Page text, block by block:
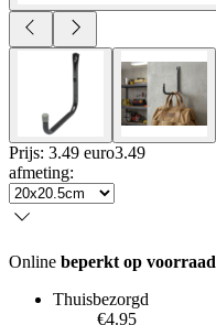
Prijs: 3.49 euro3.49
afmeting:
Online beperkt op voorraad
Thuisbezorgd
€4.95